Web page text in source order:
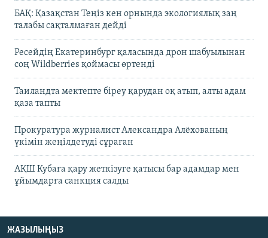
БАҚ: Қазақстан Теңіз кен орнында экологиялық заң
талабы сақталмаған дейді
Ресейдің Екатеринбург қаласында дрон шабуылынан
соң Wildberries қоймасы өртенді
Таиландта мектепте біреу қарудан оқ атып, алты адам
қаза тапты
Прокуратура журналист Александра Алёхованың
үкімін жеңілдетуді сұраған
АҚШ Кубаға қару жеткізуге қатысы бар адамдар мен
ұйымдарға санкция салды
ЖАЗЫЛЫҢЫЗ